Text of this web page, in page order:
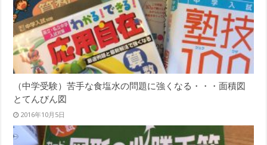
（中学受験）苦手な食塩水の問題に強くなる・・・面積図
とてんびん図
2016年10月5日